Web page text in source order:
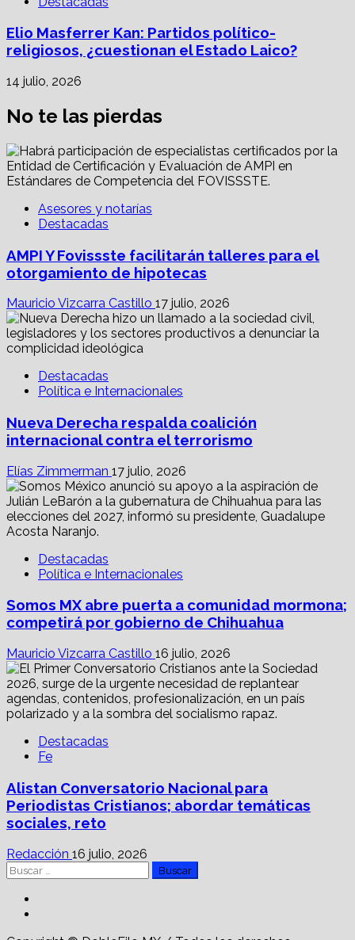
Elio Masferrer Kan: Partidos político-
religiosos, ¿cuestionan el Estado Laico?
14 julio, 2026
No te las pierdas
Asesores y notarías
Destacadas
AMPI Y Fovissste facilitarán talleres para el
otorgamiento de hipotecas
Mauricio Vizcarra Castillo 17 julio, 2026
Destacadas
Política e Internacionales
Nueva Derecha respalda coalición
internacional contra el terrorismo
Elías Zimmerman 17 julio, 2026
Destacadas
Política e Internacionales
Somos MX abre puerta a comunidad mormona;
competirá por gobierno de Chihuahua
Mauricio Vizcarra Castillo 16 julio, 2026
Destacadas
Fe
Alistan Conversatorio Nacional para
Periodistas Cristianos; abordar temáticas
sociales, reto
Redacción 16 julio, 2026
Buscar: